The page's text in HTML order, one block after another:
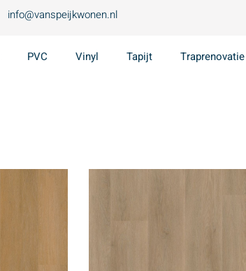
info@vanspeijkwonen.nl
PVC Vinyl Tapijt Traprenovatie